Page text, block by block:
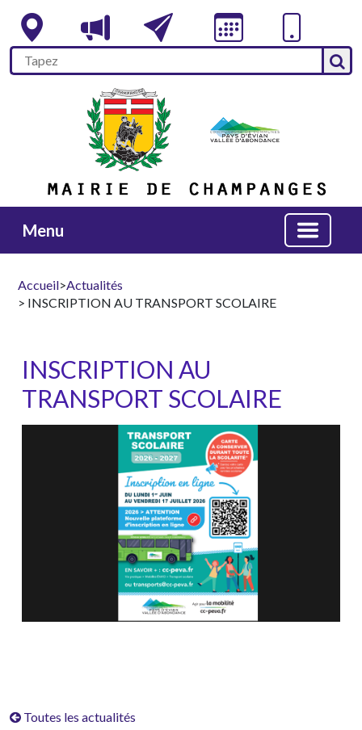
Menu
Accueil>Actualités
> INSCRIPTION AU TRANSPORT SCOLAIRE
INSCRIPTION AU
TRANSPORT SCOLAIRE
Toutes les actualités